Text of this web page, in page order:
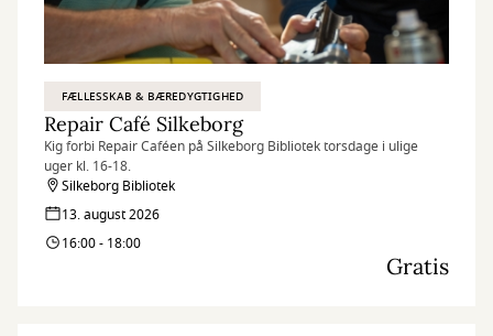
FÆLLESSKAB & BÆREDYGTIGHED
Repair Café Silkeborg
Kig forbi Repair Caféen på Silkeborg Bibliotek torsdage i ulige
uger kl. 16-18.
Silkeborg Bibliotek
13. august 2026
16:00 - 18:00
Gratis